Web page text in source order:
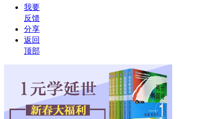
我要
反馈
分享
返回
顶部